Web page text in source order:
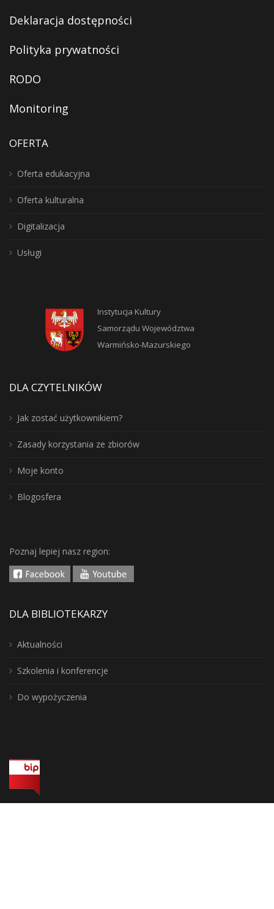
Deklaracja dostępności
Polityka prywatności
RODO
Monitoring
OFERTA
Oferta edukacyjna
Oferta kulturalna
Digitalizacja
Usługi
Instytucja Kultury
Samorządu Województwa
Warmińsko-Mazurskiego
DLA CZYTELNIKÓW
Jak zostać użytkownikiem?
Zasady korzystania ze zbiorów
Moje konto
Blogosfera
Poznaj lepiej nasz region:
DLA BIBLIOTEKARZY
Aktualności
Szkolenia i konferencje
Do wypożyczenia